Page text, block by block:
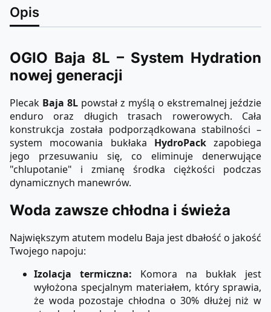
Opis
OGIO Baja 8L – System Hydration
nowej generacji
Plecak Baja 8L powstał z myślą o ekstremalnej jeździe
enduro oraz długich trasach rowerowych. Cała
konstrukcja została podporządkowana stabilności –
system mocowania bukłaka HydroPackzapobiega
jego przesuwaniu się, co eliminuje denerwujące
"chlupotanie" i zmianę środka ciężkości podczas
dynamicznych manewrów.
Woda zawsze chłodna i świeża
Największym atutem modelu Baja jest dbałość o jakość
Twojego napoju:
Izolacja termiczna: Komora na bukłak jest
wyłożona specjalnym materiałem, który sprawia,
że woda pozostaje chłodna o 30% dłużej niż w